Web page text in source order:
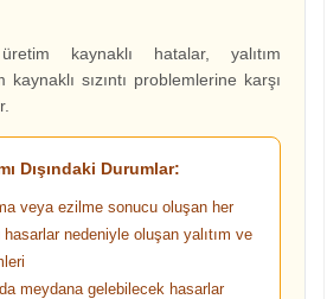
kaynaklı hatalar, yalıtım
sızıntı problemlerine karşı
Dışındaki Durumlar:
veya ezilme sonucu oluşan her
nedeniyle oluşan yalıtım ve
meydana gelebilecek hasarlar